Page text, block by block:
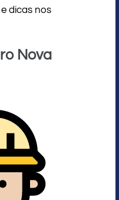
dicas nos
Nova